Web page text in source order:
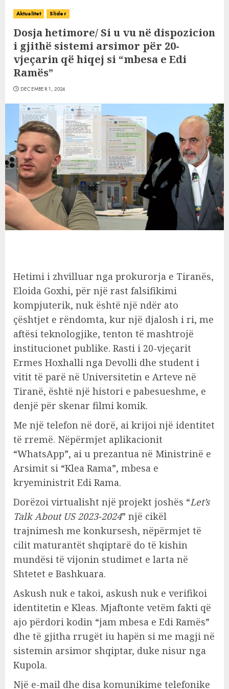
Aktualitet Slider
Dosja hetimore/ Si u vu në dispozicion
i gjithë sistemi arsimor për 20-
vjeçarin që hiqej si “mbesa e Edi
Ramës”
DECEMBER 1, 2024
Hetimi i zhvilluar nga prokurorja e Tiranës,
Eloida Goxhi, për një rast falsifikimi
kompjuterik, nuk është një ndër ato
çështjet e rëndomta, kur një djalosh i ri, me
aftësi teknologjike, tenton të mashtrojë
institucionet publike. Rasti i 20-vjeçarit
Ermes Hoxhalli nga Devolli dhe student i
vitit të parë në Universitetin e Arteve në
Tiranë, është një histori e pabesueshme, e
denjë për skenar filmi komik.
Me një telefon në dorë, ai krijoi një identitet
të rremë. Nëpërmjet aplikacionit
“WhatsApp”, ai u prezantua në Ministrinë e
Arsimit si “Klea Rama”, mbesa e
kryeministrit Edi Rama.
Dorëzoi virtualisht një projekt joshës “Let’s
Talk About US 2023-2024” një cikël
trajnimesh me konkursesh, nëpërmjet të
cilit maturantët shqiptarë do të kishin
mundësi të vijonin studimet e larta në
Shtetet e Bashkuara.
Askush nuk e takoi, askush nuk e verifikoi
identitetin e Kleas. Mjaftonte vetëm fakti që
ajo përdori kodin “jam mbesa e Edi Ramës”
dhe të gjitha rrugët iu hapën si me magji në
sistemin arsimor shqiptar, duke nisur nga
Kupola.
Një e-mail dhe disa komunikime telefonike